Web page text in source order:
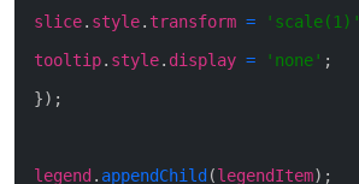
slice. style. transform = 'scale(1)'
tooltip. style. display = 'none' ;
}) ;
legend . appendChild (legendItem) ;